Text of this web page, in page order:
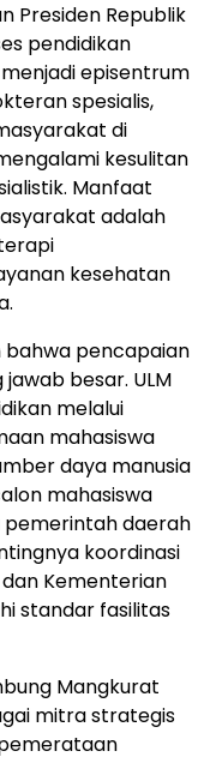
Presiden Republik
pendidikan
episentrum
spesialis,
di
kesulitan
Manfaat
adalah
kesehatan
bahwa pencapaian
besar. ULM
melalui
mahasiswa
daya manusia
mahasiswa
daerah
koordinasi
Kementerian
standar fasilitas
Mangkurat
mitra strategis